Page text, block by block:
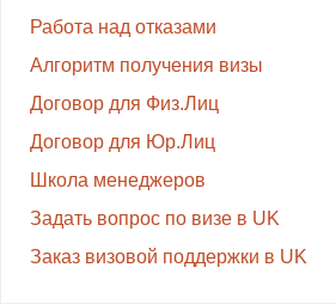
Работа над отказами
Алгоритм получения визы
Договор для Физ.Лиц
Договор для Юр.Лиц
Школа менеджеров
Задать вопрос по визе в UK
Заказ визовой поддержки в UK